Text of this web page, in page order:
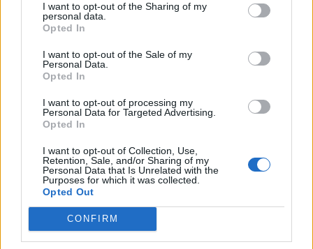
I want to opt-out of the Sharing of my
personal data.
Opted In
I want to opt-out of the Sale of my
Personal Data.
Opted In
I want to opt-out of processing my
Personal Data for Targeted Advertising.
Opted In
I want to opt-out of Collection, Use,
Retention, Sale, and/or Sharing of my
Personal Data that Is Unrelated with the
Purposes for which it was collected.
Opted Out
CONFIRM
Politiets teori: Tok igjen
fritidsbåten bakfra